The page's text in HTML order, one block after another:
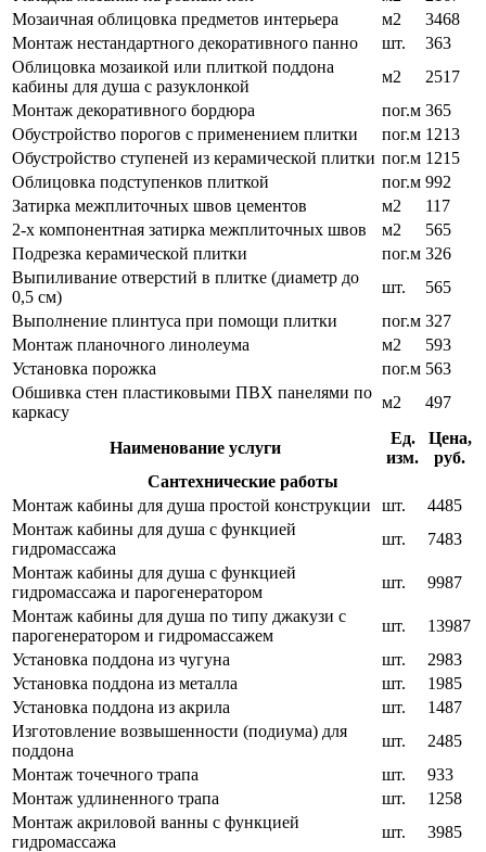
Мозаичная облицовка предметов интерьера
м2
3468
Монтаж нестандартного декоративного панно
шт.
363
Облицовка мозаикой или плиткой поддона
кабины для душа с разуклонкой
м2
2517
Монтаж декоративного бордюра
пог.м 365
Обустройство порогов с применением плитки
пог.м 1213
Обустройство ступеней из керамической плитки пог.м 1215
Облицовка подступенков плиткой
пог.м 992
Затирка межплиточных швов цементов
м2
117
2-х компонентная затирка межплиточных швов
м2
565
Подрезка керамической плитки
пог.м 326
Выпиливание отверстий в плитке (диаметр до
0,5 см)
шт.
565
Выполнение плинтуса при помощи плитки
пог.м 327
Монтаж планочного линолеума
м2
593
Установка порожка
пог.м 563
Обшивка стен пластиковыми ПВХ панелями по
каркасу
м2 497
Наименование услуги
Ед.
изм.
Цена,
руб.
Сантехнические работы
Монтаж кабины для душа простой конструкции
шт.
4485
Монтаж кабины для душа с функцией
гидромассажа
шт.
7483
Монтаж кабины для душа с функцией
гидромассажа и парогенератором
шт.
9987
Монтаж кабины для душа по типу джакузи с
парогенератором и гидромассажем
шт.
13987
Установка поддона из чугуна
шт.
2983
Установка поддона из металла
шт.
1985
Установка поддона из акрила
шт.
1487
Изготовление возвышенности (подиума) для
поддона
шт.
2485
Монтаж точечного трапа
шт.
933
Монтаж удлиненного трапа
шт.
1258
Монтаж акриловой ванны с функцией
гидромассажа
шт.
3985